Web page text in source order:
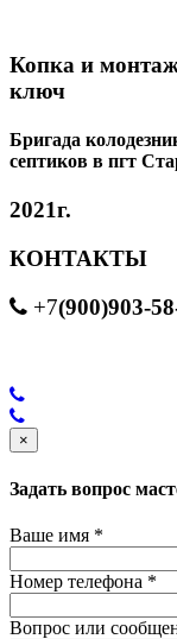
Копка и
ключ
Бригада
септиков в пгт
2021г.
КОНТАКТЫ
+7(900)903-
×
Задать вопрос
Ваше имя *
Номер телефона *
Вопрос или